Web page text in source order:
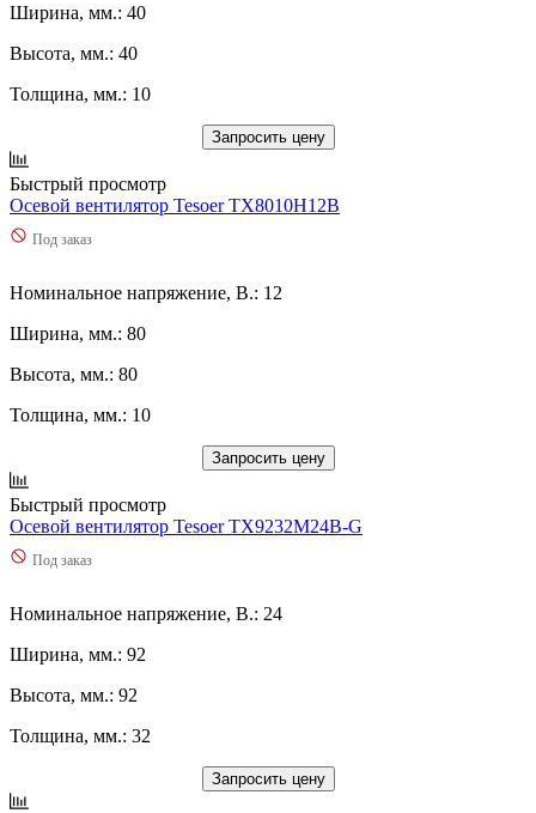
Ширина, мм.: 40
Высота, мм.: 40
Толщина, мм.: 10
Запросить цену
Быстрый просмотр
Осевой вентилятор Tesoer TX8010H12B
Под заказ
Номинальное напряжение, В.: 12
Ширина, мм.: 80
Высота, мм.: 80
Толщина, мм.: 10
Запросить цену
Быстрый просмотр
Осевой вентилятор Tesoer TX9232M24B-G
Под заказ
Номинальное напряжение, В.: 24
Ширина, мм.: 92
Высота, мм.: 92
Толщина, мм.: 32
Запросить цену